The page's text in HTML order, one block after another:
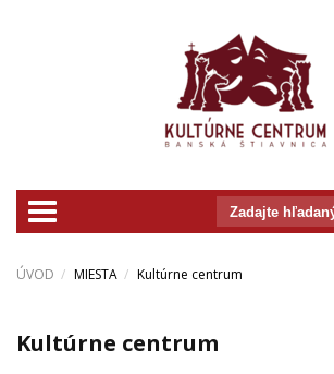
prepnut_navigaciu
ÚVOD MIESTA Kultúrne centrum
Kultúrne centrum